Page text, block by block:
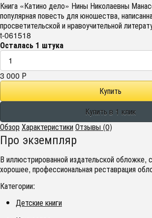
Книга «Катино дело» Нины Николаевны
популярная повесть для юношества,
просветительской и нравоучительной
t-061518
Осталась 1 штука
3 000 Р
ОбзорХарактеристикиОтзывы (0)
Про экземпляр
В иллюстрированной издательской обложке,
хорошее, профессиональная реставрация
Категории:
Детские книги